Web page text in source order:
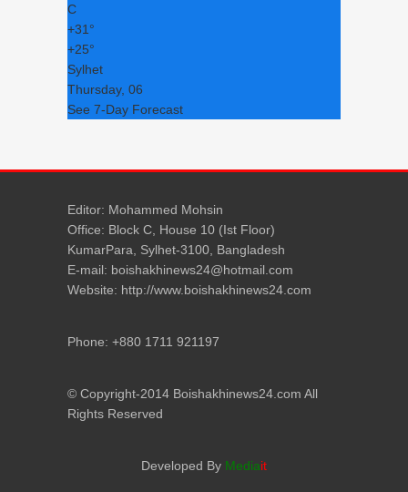
C
+31°
+25°
Sylhet
Thursday, 06
See 7-Day Forecast
Editor: Mohammed Mohsin
Office: Block C, House 10 (Ist Floor)
KumarPara, Sylhet-3100, Bangladesh
E-mail: boishakhinews24@hotmail.com
Website: http://www.boishakhinews24.com
Phone: +880 1711 921197
© Copyright-2014 Boishakhinews24.com All
Rights Reserved
Developed By Mediait